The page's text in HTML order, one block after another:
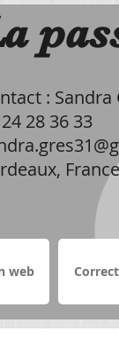
: Sandra
28 36 33
France
web